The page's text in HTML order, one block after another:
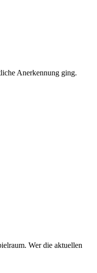
Anerkennung ging.
Wer die aktuellen